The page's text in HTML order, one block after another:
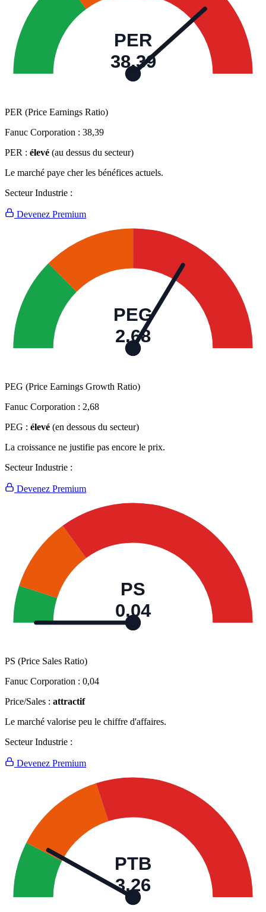
PER
38,39
PER (Price Earnings Ratio)
Fanuc Corporation : 38,39
PER : élevé (au dessus du secteur)
Le marché paye cher les bénéfices actuels.
Secteur Industrie :
Devenez Premium
PEG
2,68
PEG (Price Earnings Growth Ratio)
Fanuc Corporation : 2,68
PEG : élevé (en dessous du secteur)
La croissance ne justifie pas encore le prix.
Secteur Industrie :
Devenez Premium
PS
0,04
PS (Price Sales Ratio)
Fanuc Corporation : 0,04
Price/Sales : attractif
Le marché valorise peu le chiffre d'affaires.
Secteur Industrie :
Devenez Premium
PTB
3,26